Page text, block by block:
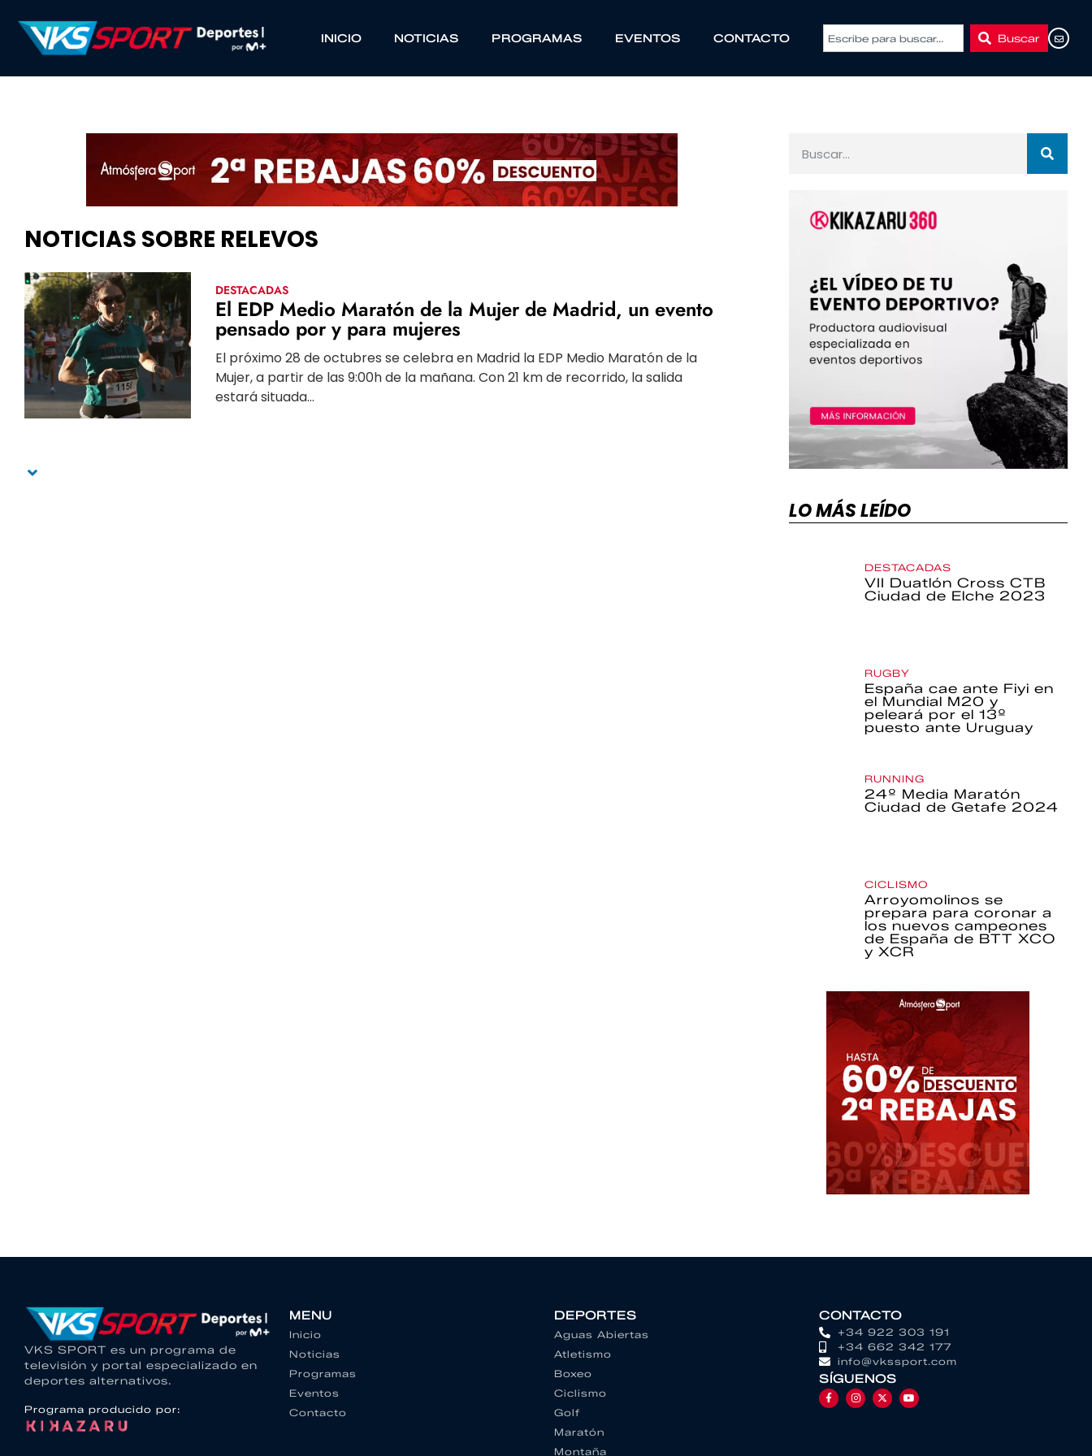
INICIO NOTICIAS PROGRAMAS EVENTOS CONTACTO Buscar
NOTICIAS SOBRE RELEVOS
DESTACADAS
El EDP Medio Maratón de la Mujer de Madrid, un evento
pensado por y para mujeres
El próximo 28 de octubres se celebra en Madrid la EDP Medio Maratón de la
Mujer, a partir de las 9:00h de la mañana. Con 21 km de recorrido, la salida
estará situada...
LO MÁS LEÍDO
DESTACADAS
VII Duatlón Cross CTB
Ciudad de Elche 2023
RUGBY
España cae ante Fiyi en
el Mundial M20 y
peleará por el 13º
puesto ante Uruguay
RUNNING
24º Media Maratón
Ciudad de Getafe 2024
CICLISMO
Arroyomolinos se
prepara para coronar a
los nuevos campeones
de España de BTT XCO
y XCR
VKS SPORT es un programa de
televisión y portal especializado en
deportes alternativos.
Programa producido por:
MENU
Inicio
Noticias
Programas
Eventos
Contacto
DEPORTES
Aguas Abiertas
Atletismo
Boxeo
Ciclismo
Golf
Maratón
Montaña
CONTACTO
+34 922 303 191
+34 662 342 177
info@vkssport.com
SÍGUENOS